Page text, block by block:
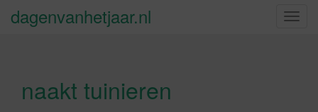
S
dagenvanhetjaar.nl
naakt tuinieren